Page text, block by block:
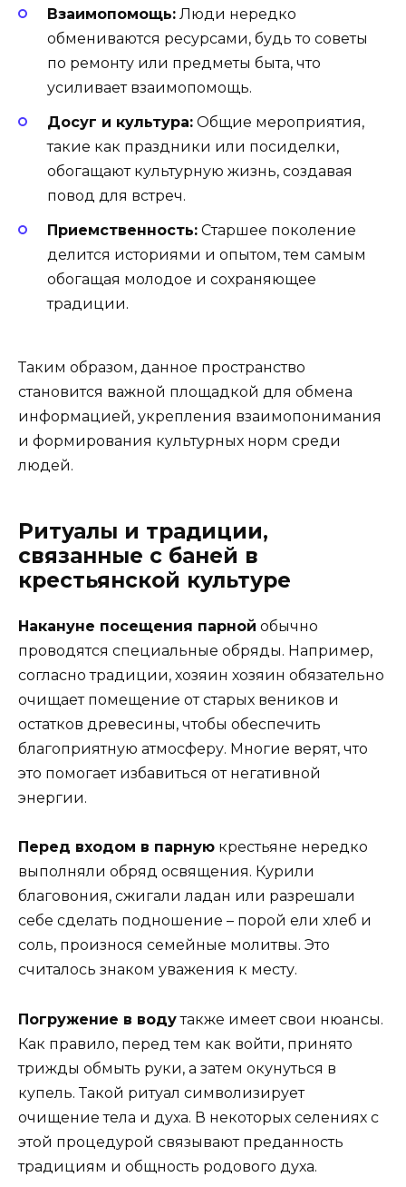
Взаимопомощь: Люди нередко
обмениваются ресурсами, будь то советы
по ремонту или предметы быта, что
усиливает взаимопомощь.
Досуг и культура: Общие мероприятия,
такие как праздники или посиделки,
обогащают культурную жизнь, создавая
повод для встреч.
Приемственность: Старшее поколение
делится историями и опытом, тем самым
обогащая молодое и сохраняющее
традиции.
Таким образом, данное пространство
становится важной площадкой для обмена
информацией, укрепления взаимопонимания
и формирования культурных норм среди
людей.
Ритуалы и традиции,
связанные с баней в
крестьянской культуре
Накануне посещения парной обычно
проводятся специальные обряды. Например,
согласно традиции, хозяин хозяин обязательно
очищает помещение от старых веников и
остатков древесины, чтобы обеспечить
благоприятную атмосферу. Многие верят, что
это помогает избавиться от негативной
энергии.
Перед входом в парную крестьяне нередко
выполняли обряд освящения. Курили
благовония, сжигали ладан или разрешали
себе сделать подношение – порой ели хлеб и
соль, произнося семейные молитвы. Это
считалось знаком уважения к месту.
Погружение в водутакже имеет свои нюансы.
Как правило, перед тем как войти, принято
трижды обмыть руки, а затем окунуться в
купель. Такой ритуал символизирует
очищение тела и духа. В некоторых селениях с
этой процедурой связывают преданность
традициям и общность родового духа.